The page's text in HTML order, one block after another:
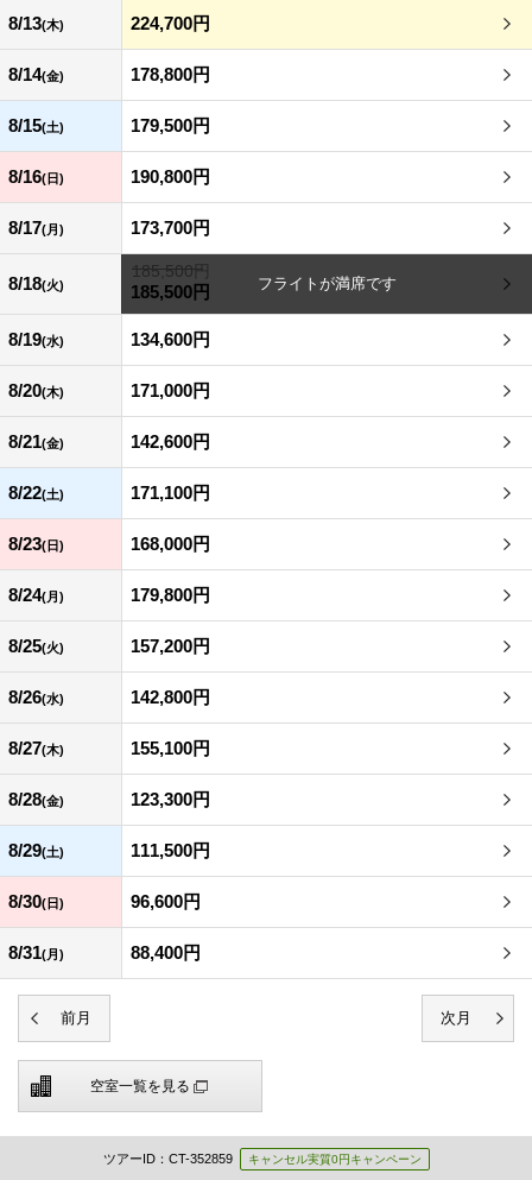
8/13(木) 224,700円
8/14(金) 178,800円
8/15(土) 179,500円
8/16(日) 190,800円
8/17(月) 173,700円
8/18(火)
185,500円
185,500円
8/19(水) 134,600円
8/20(木) 171,000円
8/21(金) 142,600円
8/22(土) 171,100円
8/23(日) 168,000円
8/24(月) 179,800円
8/25(火) 157,200円
8/26(水) 142,800円
8/27(木) 155,100円
8/28(金) 123,300円
8/29(土) 111,500円
8/30(日) 96,600円
8/31(月) 88,400円
空室一覧を見る
ツアーID：CT-352859 キャンセル実質0円キャンペーン